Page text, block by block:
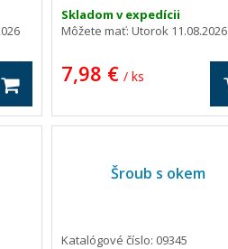
Skladom v expedícii
Môžete mať: Utorok 11.08.2026
7,98 € / ks
Šroub s okem
Katalógové číslo: 09345